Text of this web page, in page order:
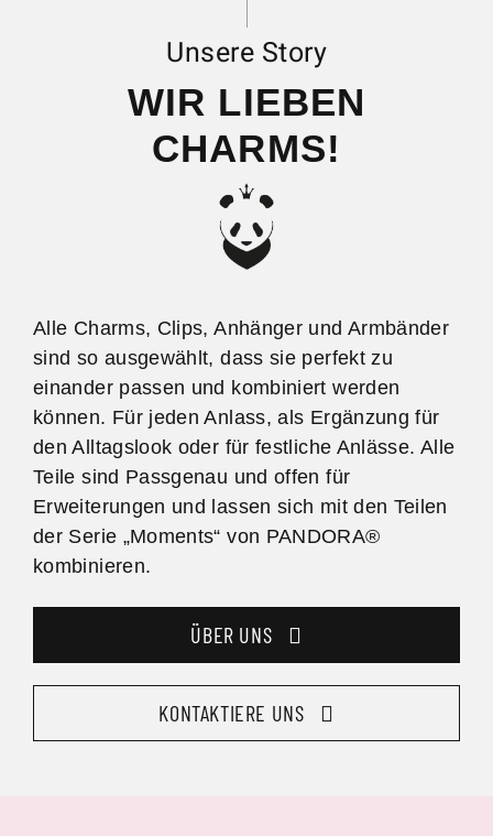
Unsere Story
WIR LIEBEN
CHARMS!
Alle Charms, Clips, Anhänger und Armbänder
sind so ausgewählt, dass sie perfekt zu
einander passen und kombiniert werden
können. Für jeden Anlass, als Ergänzung für
den Alltagslook oder für festliche Anlässe. Alle
Teile sind Passgenau und offen für
Erweiterungen und lassen sich mit den Teilen
der Serie „Moments“ von PANDORA®
kombinieren.
ÜBER UNS
KONTAKTIERE UNS